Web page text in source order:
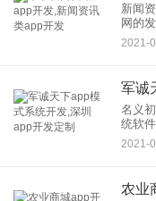
新闻
网的
生活
说也
2021-
名义
统软
标称
称初
2021-
农业